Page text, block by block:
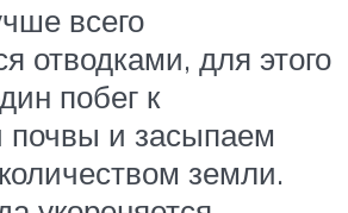
всего
отводками, для этого
побег к
почвы и засыпаем
земли.